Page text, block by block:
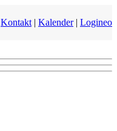
Kontakt | Kalender| Logineo